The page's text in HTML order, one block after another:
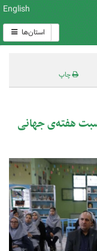
English
استان‌ها
چاپ
هفته‌ی جهانی